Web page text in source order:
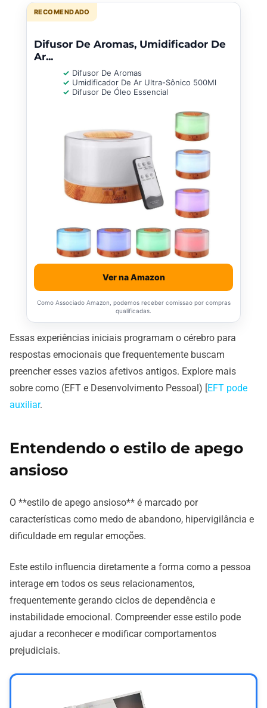
RECOMENDADO
Difusor De Aromas, Umidificador De
Ar...
Difusor De Aromas
Umidificador De Ar Ultra-Sônico 500Ml
Difusor De Óleo Essencial
Ver na Amazon
Como Associado Amazon, podemos receber comissao por compras
qualificadas.
Essas experiências iniciais programam o cérebro para
respostas emocionais que frequentemente buscam
preencher esses vazios afetivos antigos. Explore mais
sobre como (EFT e Desenvolvimento Pessoal) [EFT pode
auxiliar.
Entendendo o estilo de apego
ansioso
O **estilo de apego ansioso** é marcado por
características como medo de abandono, hipervigilância e
dificuldade em regular emoções.
Este estilo influencia diretamente a forma como a pessoa
interage em todos os seus relacionamentos,
frequentemente gerando ciclos de dependência e
instabilidade emocional. Compreender esse estilo pode
ajudar a reconhecer e modificar comportamentos
prejudiciais.